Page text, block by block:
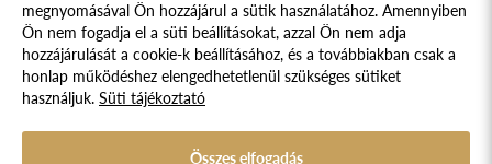
Süti szabályzat Adatvédelmi nyilatkozat
Jogi nyilatkozat
© 2017 - 2026 NÉPFŐISKOLA ALAPÍTVÁNY, LAKITELEK. MINDEN JOG
megnyomásával Ön hozzájárul a sütik használatához. Amennyiben
Ön nem fogadja el a süti beállításokat, azzal Ön nem adja
hozzájárulását a cookie-k beállításához, és a továbbiakban csak a
honlap működéshez elengedhetetlenül szükséges sütiket
használjuk. Süti tájékoztató
Összes elfogadás